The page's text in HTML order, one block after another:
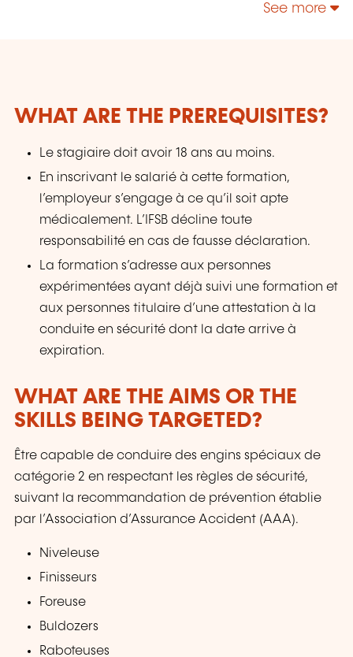
See more
WHAT ARE THE PREREQUISITES?
Le stagiaire doit avoir 18 ans au moins.
En inscrivant le salarié à cette formation,
l’employeur s’engage à ce qu’il soit apte
médicalement. L’IFSB décline toute
responsabilité en cas de fausse déclaration.
La formation s’adresse aux personnes
expérimentées ayant déjà suivi une formation et
aux personnes titulaire d’une attestation à la
conduite en sécurité dont la date arrive à
expiration.
WHAT ARE THE AIMS OR THE
SKILLS BEING TARGETED?
Être capable de conduire des engins spéciaux de
catégorie 2 en respectant les règles de sécurité,
suivant la recommandation de prévention établie
par l’Association d’Assurance Accident (AAA).
Niveleuse
Finisseurs
Foreuse
Buldozers
Raboteuses